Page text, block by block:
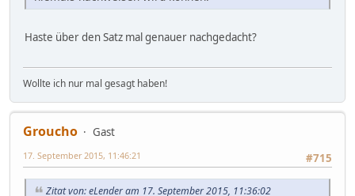
Haste über den Satz mal genauer nachgedacht?
Wollte ich nur mal gesagt haben!
Groucho
Gast
#715
17. September 2015, 11:46:21
Zitat von: eLender am 17. September 2015, 11:36:02